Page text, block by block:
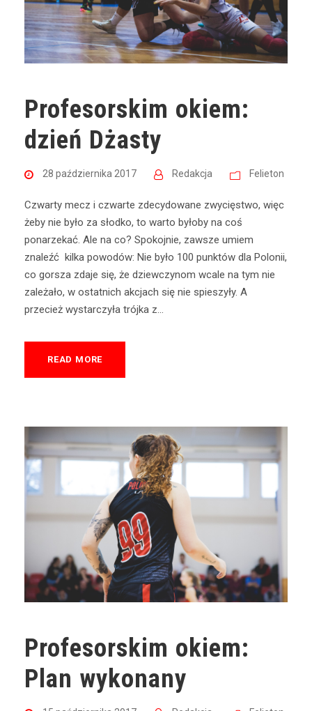
Profesorskim okiem:
dzień Dżasty
28 października 2017 Redakcja Felieton
Czwarty mecz i czwarte zdecydowane zwycięstwo, więc
żeby nie było za słodko, to warto byłoby na coś
ponarzekać. Ale na co? Spokojnie, zawsze umiem
znaleźć kilka powodów: Nie było 100 punktów dla Polonii,
co gorsza zdaje się, że dziewczynom wcale na tym nie
zależało, w ostatnich akcjach się nie spieszyły. A
przecież wystarczyła trójka z...
READ MORE
Profesorskim okiem:
Plan wykonany